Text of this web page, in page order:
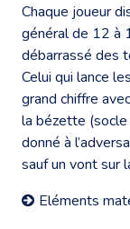
Chaque joueur
général de 12 à
débarrassé des
Celui qui lance
grand chiffre
la bézette (socle
donné à
sauf un vont sur
Eléments